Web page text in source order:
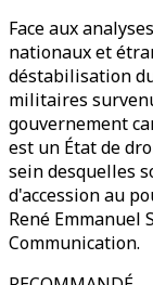
Face aux
nationaux et
déstabilisation
militaires
gouvernement
est un État de
sein desquelles
d'accession au
René Emmanuel
Communication.